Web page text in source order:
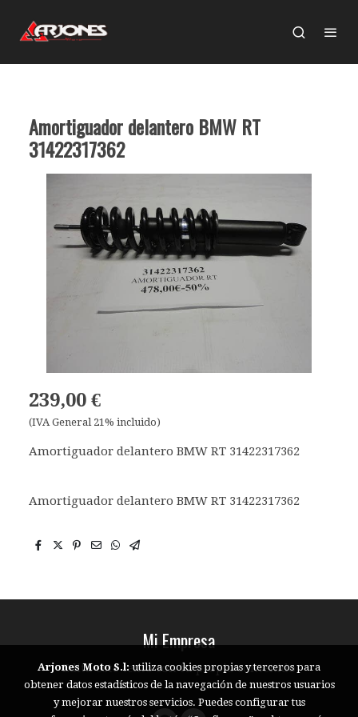
Amortiguador delantero BMW RT
31422317362
239,00 €
(IVA General 21% incluido)
Amortiguador delantero BMW RT 31422317362
Amortiguador delantero BMW RT 31422317362
Mi Empresa
Edita este texto con tu propio contenido
Arjones Moto S.l: utiliza cookies propias y terceros para
obtener datos estadísticos de la navegación de nuestros usuarios
y mejorar nuestros servicios. Puedes configurar tus